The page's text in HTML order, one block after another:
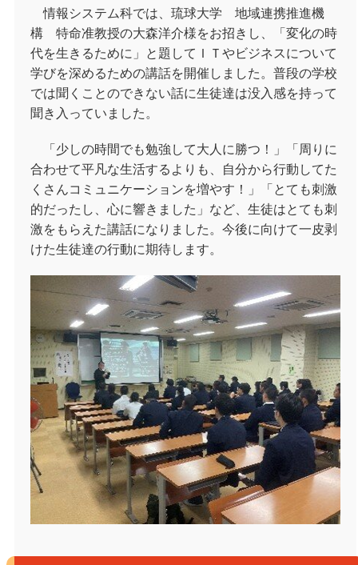
情報システム科では、琉球大学 地域連携推進機
構 特命准教授の大森洋介様をお招きし、「変化の時
代を生きるために」と題してＩＴやビジネスについて
学びを深めるための講話を開催しました。普段の学校
では聞くことのできない話に生徒達は没入感を持って
聞き入っていました。
「少しの時間でも勉強して大人に勝つ！」「周りに
合わせて平凡な生活するよりも、自分から行動してた
くさんコミュニケーションを増やす！」「とても刺激
的だったし、心に響きました」など、生徒はとても刺
激をもらえた講話になりました。今後に向けて一皮剥
けた生徒達の行動に期待します。